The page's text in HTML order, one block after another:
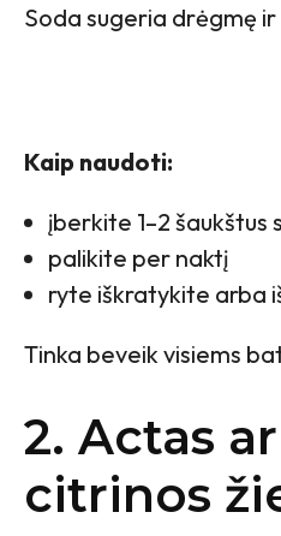
Soda sugeria drėgmę
Kaip naudoti:
įberkite 1–2 šaukštus
palikite per naktį
ryte iškratykite arba
Tinka beveik visiems
2. Actas
citrinos